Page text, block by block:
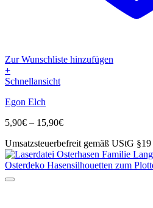
Zur Wunschliste hinzufügen
+
Dieses
weist
Varianten
Die
Optionen
können
auf
Schnellansicht
Egon Elch
5,90€ – 15,90€Preisspanne:
bis
15,90€
Umsatzsteuerbefreit gemäß UStG §19